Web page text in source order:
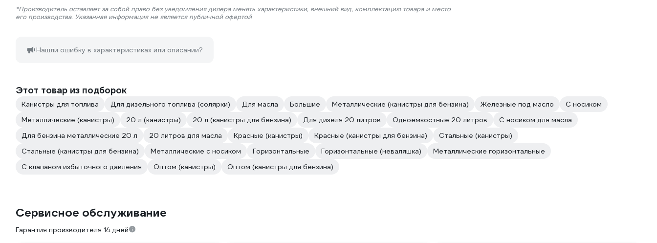
*Производитель оставляет за собой право без уведомления дилера менять характеристики, внешний вид, комплектацию товара и место
его производства. Указанная информация не является публичной офертой
Нашли ошибку в характеристиках или описании?
Этот товар из подборок
Канистры для топлива Для дизельного топлива (солярки) Для масла Большие Металлические (канистры для бензина) Железные под масло
С носиком
Металлические (канистры)
20 л (канистры) 20 л (канистры для бензина) Для дизеля 20 литров Одноемкостные 20 литров
С носиком для масла
Для бензина металлические 20 л
20 литров для масла Красные (канистры) Красные (канистры для бензина)
Стальные (канистры)
Стальные (канистры для бензина)
Металлические с носиком Горизонтальные Горизонтальные (неваляшка)
Металлические горизонтальные
С клапаном избыточного давления
Оптом (канистры) Оптом (канистры для бензина)
Сервисное обслуживание
Гарантия производителя 14 дней